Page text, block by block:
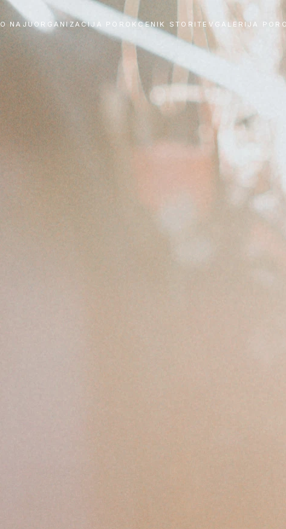
O NAJUORGANIZACIJA POROKCENIK STORITEV GALERIJA